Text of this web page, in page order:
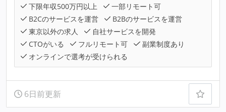
下限年収500万円以上
一部リモート可
B2Cのサービスを運営
B2Bのサービスを運営
東京以外の求人
自社サービスを開発
CTOがいる
フルリモート可
副業制度あり
オンラインで選考が受けられる
6日前更新